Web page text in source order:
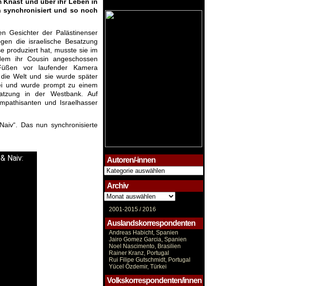
synchronisiert und so noch
Gesichter der Palästinenser
die israelische Besatzung
produziert hat, musste sie im
ihr Cousin angeschossen
vor laufender Kamera
Welt und sie wurde später
und wurde prompt zu einem
in der Westbank. Auf
und Israelhasser
Das nun synchronisierte
Naiv:
Autoren/-innen
Autoren/-
innen
Archiv
Archiv
2001-2015 /2016
Auslandskorrespondenten
Andreas Habicht, Spanien
Jairo Gomez Garcia, Spanien
Noel Nascimento, Brasilien
Rainer Kranz, Portugal
Rui Filipe Gutschmidt, Portugal
Yücel Özdemir, Türkei
Volkskorrespondenten/innen